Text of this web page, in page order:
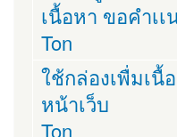
เนื้อหา ขอคำเ
Ton
ใช้กล่องเพื่มเนื้
หน้าเว็บ
Ton